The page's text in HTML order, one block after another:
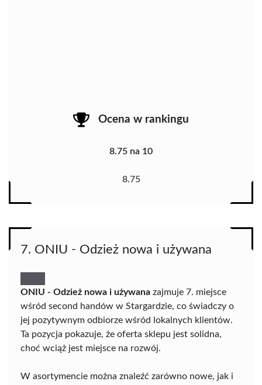
Ocena w rankingu
8.75 na 10
8.75
7. ONIU - Odzież nowa i używana
ONIU - Odzież nowa i używana zajmuje 7. miejsce
wśród second handów w Stargardzie, co świadczy o
jej pozytywnym odbiorze wśród lokalnych klientów.
Ta pozycja pokazuje, że oferta sklepu jest solidna,
choć wciąż jest miejsce na rozwój.
W asortymencie można znaleźć zarówno nowe, jak i